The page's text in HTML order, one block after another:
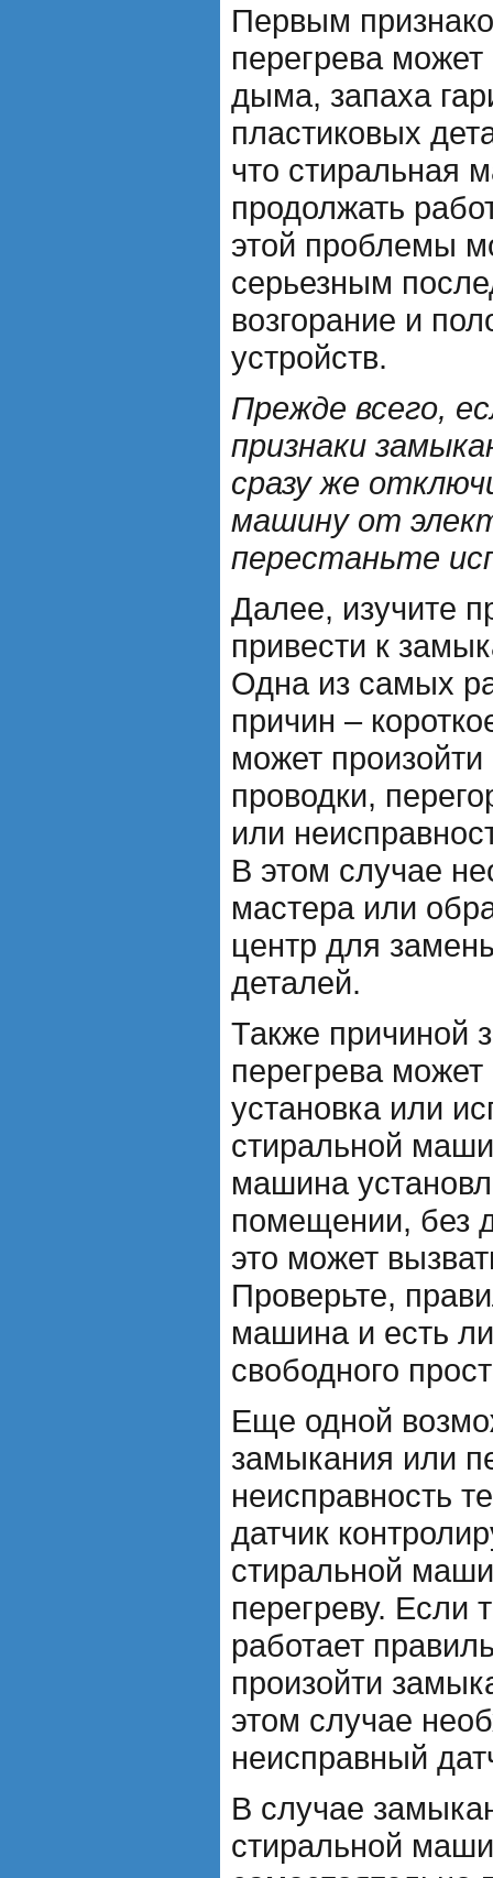
Первым
перегрева
дыма, запаха
пластиковых
что стиральная
продолжать
этой проблемы
серьезным
возгорание и
устройств.
Прежде всего,
признаки
сразу же
машину от
перестаньте
Далее, изучите
привести к
Одна из самых
причин –
может
проводки,
или
В этом случае
мастера или
центр для
деталей.
Также причиной
перегрева
установка или
стиральной
машина
помещении, без
это может
Проверьте,
машина и есть
свободного
Еще одной
замыкания или
неисправность
датчик
стиральной
перегреву. Если
работает
произойти
этом случае
неисправный
В случае
стиральной